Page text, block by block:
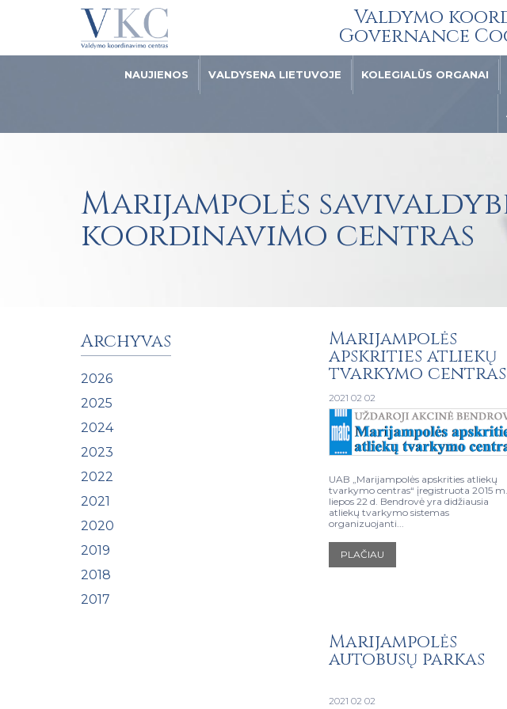
Valdymo
Governance
NAUJIENOS VALDYSENA LIETUVOJE KOLEGIALŪS ORGANAI
Marijampolės
koordinavimo centras
Archyvas
2026
2025
2024
2023
2022
2021
2020
2019
2018
2017
Marijampolės
apskrities atliekų
tvarkymo centras
2021 02 02
UAB „Marijampolės apskrities atliekų
tvarkymo centras“ įregistruota 2015 m.
liepos 22 d. Bendrovė yra didžiausia
atliekų tvarkymo sistemas
organizuojanti...
PLAČIAU
Marijampolės
autobusų parkas
2021 02 02